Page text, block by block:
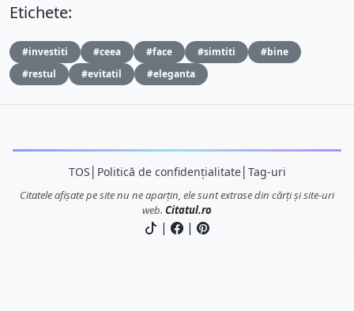
Etichete:
#investiti #ceea #face #simtiti
#bine
#restul
#evitatil #eleganta
TOS Politică de confidențialitate│ Tag-uri
Citatele afișate pe site nu ne aparțin, ele sunt extrase din cărți și site-uri
web. Citatul.ro
| |